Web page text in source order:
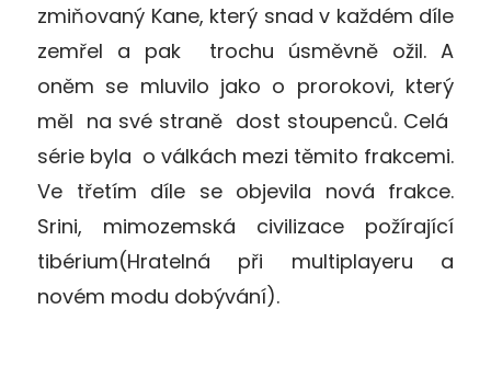
zmiňovaný Kane, který snad v každém díle
zemřel a pak trochu úsměvně ožil. A
oněm se mluvilo jako o prorokovi, který
měl na své straně dost stoupenců. Celá
série byla o válkách mezi těmito frakcemi.
Ve třetím díle se objevila nová frakce.
Srini, mimozemská civilizace požírající
tibérium(Hratelná při multiplayeru a
novém modu dobývání).